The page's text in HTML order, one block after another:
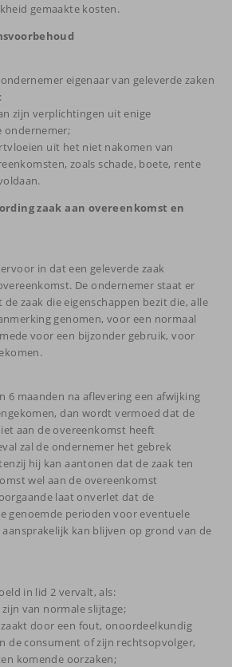
gemaakte kosten.
eigenaar van geleverde zaken
zijn verplichtingen uit enige
ondernemer;
uit het niet nakomen van
zoals schade, boete, rente
zaak aan overeenkomst en
in dat een geleverde zaak
De ondernemer staat er
zaak die eigenschappen bezit die, alle
genomen, voor een normaal
voor een bijzonder gebruik, voor
6 maanden na aflevering een afwijking
dan wordt vermoed dat de
aan de overeenkomst heeft
zal de ondernemer het gebrek
hij kan aantonen dat de zaak ten
wel aan de overeenkomst
laat onverlet dat de
genoemde perioden voor eventuele
aansprakelijk kan blijven op grond van de
in lid 2 vervalt, als:
van normale slijtage;
door een fout, onoordeelkundig
de consument of zijn rechtsopvolger,
komende oorzaken;